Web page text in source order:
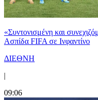
«Συντονισμένη και
Ασπίδα FIFA σε Ινφαντίνο
ΔΙΕΘΝΗ
|
09:06